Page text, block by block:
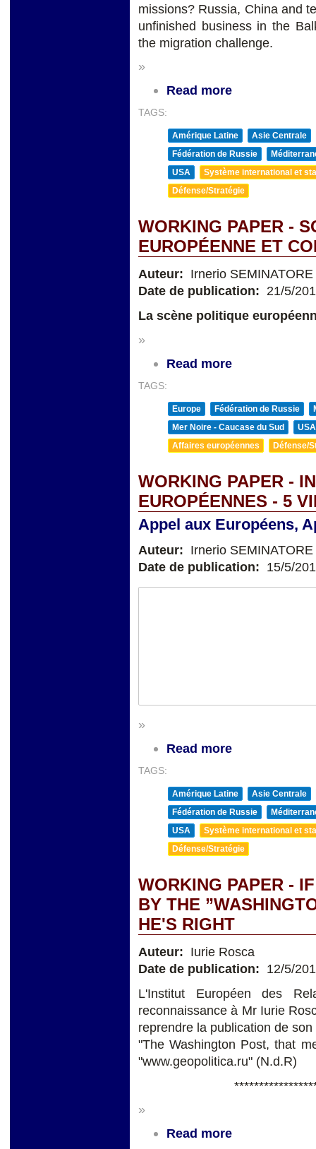
missions? Russia, China and
unfinished business in the
the migration challenge.
»
Read more
TAGS:
Amérique Latine
Asie Centrale
Fédération de Russie
USA
Système international et
Défense/Stratégie
WORKING PAPER -
EUROPÉENNE ET
Auteur: Irnerio SEMINATORE
Date de publication: 21/5/
La scène politique
»
Read more
TAGS:
Europe Fédération de Russie
Mer Noire - Caucase du Sud
USA
Affaires européennes
Défense/
WORKING PAPER -
EUROPÉENNES - 5
Appel aux Européens,
Auteur: Irnerio SEMINATORE
Date de publication: 15/5/
»
Read more
TAGS:
Amérique Latine
Asie Centrale
Fédération de Russie
USA
Système international et
Défense/Stratégie
WORKING PAPER -
BY THE
HE'S RIGHT
Auteur: Iurie Rosca
Date de publication: 12/5/
L'Institut Européen des
reconnaissance à Mr Iurie
reprendre la publication de
"The Washington Post, that
"www.geopolitica.ru" (N.d.R)
»
Read more